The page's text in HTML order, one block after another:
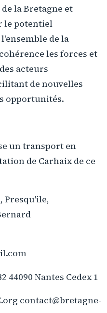
la Bretagne et
le potentiel
de la
les forces et
acteurs
de nouvelles
opportunités.
un transport en
de Carhaix de ce
Presqu'ile,
44090 Nantes Cedex 1
contact@bretagne-